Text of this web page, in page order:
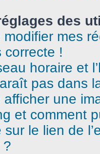
des
mes
correcte !
horaire et
pas dans
une
et comment
le lien de
?